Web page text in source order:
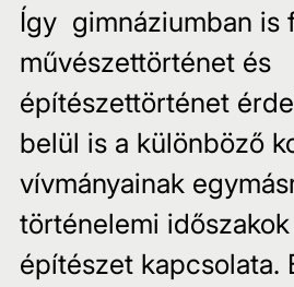
Így  gimnáziumban is
művészettörténet és
építészettörténet
belül is a különböző
vívmányainak
történelemi
építészet kapcsolata.